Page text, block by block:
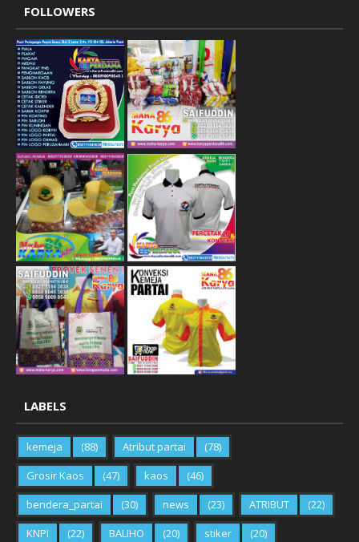
FOLLOWERS
LABELS
kemeja (88) Atribut partai
(78)
Grosir Kaos
(47) kaos
(46)
bendera_partai
(30) news (23) ATRIBUT
(22)
KNPI
(22) BALIHO (20) stiker
(20)